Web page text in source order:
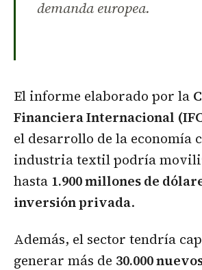
demanda europea.
El informe elaborado por la
Financiera Internacional
el desarrollo de la economía
industria textil podría
hasta 1.900 millones de
inversión privada.
Además, el sector tendría
generar más de 30.000